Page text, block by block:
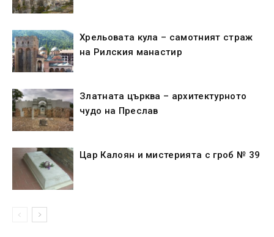
Хрельовата кула – самотният страж
на Рилския манастир
Златната църква – архитектурното
чудо на Преслав
Цар Калоян и мистерията с гроб № 39